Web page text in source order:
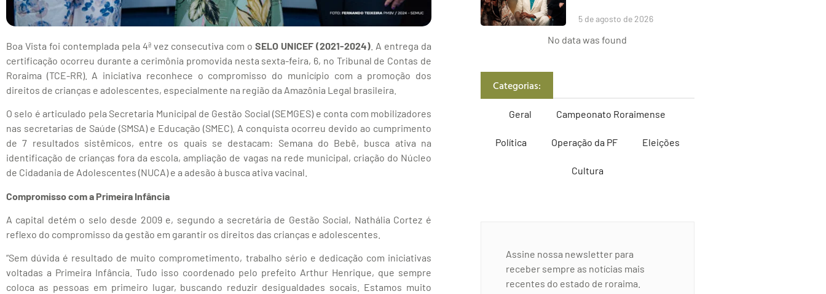
Boa Vista foi contemplada pela 4ª vez consecutiva com o SELO UNICEF (2021-2024) . A entrega da
certificação ocorreu durante a cerimônia promovida nesta sexta-feira, 6, no Tribunal de Contas de
Roraima (TCE-RR). A iniciativa reconhece o compromisso do município com a promoção dos
direitos de crianças e adolescentes, especialmente na região da Amazônia Legal brasileira.
O selo é articulado pela Secretaria Municipal de Gestão Social (SEMGES) e conta com mobilizadores
nas secretarias de Saúde (SMSA) e Educação (SMEC). A conquista ocorreu devido ao cumprimento
de 7 resultados sistêmicos, entre os quais se destacam: Semana do Bebê, busca ativa na
identificação de crianças fora da escola, ampliação de vagas na rede municipal, criação do Núcleo
de Cidadania de Adolescentes (NUCA) e a adesão à busca ativa vacinal.
Compromisso com a Primeira Infância
A capital detém o selo desde 2009 e, segundo a secretária de Gestão Social, Nathália Cortez é
reflexo do compromisso da gestão em garantir os direitos das crianças e adolescentes.
“Sem dúvida é resultado de muito comprometimento, trabalho sério e dedicação com iniciativas
voltadas a Primeira Infância. Tudo isso coordenado pelo prefeito Arthur Henrique, que sempre
coloca as pessoas em primeiro lugar, buscando reduzir desigualdades socais. Estamos muito
5 de agosto de 2026
No data was found
Categorias:
Geral Campeonato Roraimense
Política Operação da PF Eleições
Cultura
Assine nossa newsletter para
receber sempre as notícias mais
recentes do estado de roraima.